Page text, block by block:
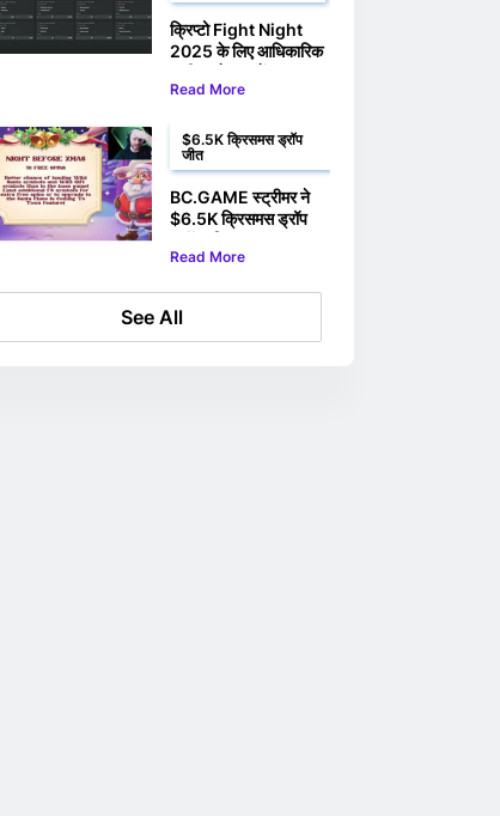
क्रिप्टो Fight Night
2025 के लिए आधिकारिक
Game की पुष्टि
Read More
$6.5K क्रिसमस ड्रॉप
जीत
BC.GAME स्ट्रीमर ने
$6.5K क्रिसमस ड्रॉप
Read More
See All